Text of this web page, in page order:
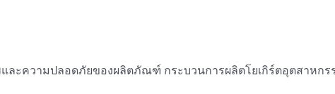
ความปลอดภัยของผลิตภัณฑ์ กระบวนการผลิตโยเกิร์ตอุตสาหกรร